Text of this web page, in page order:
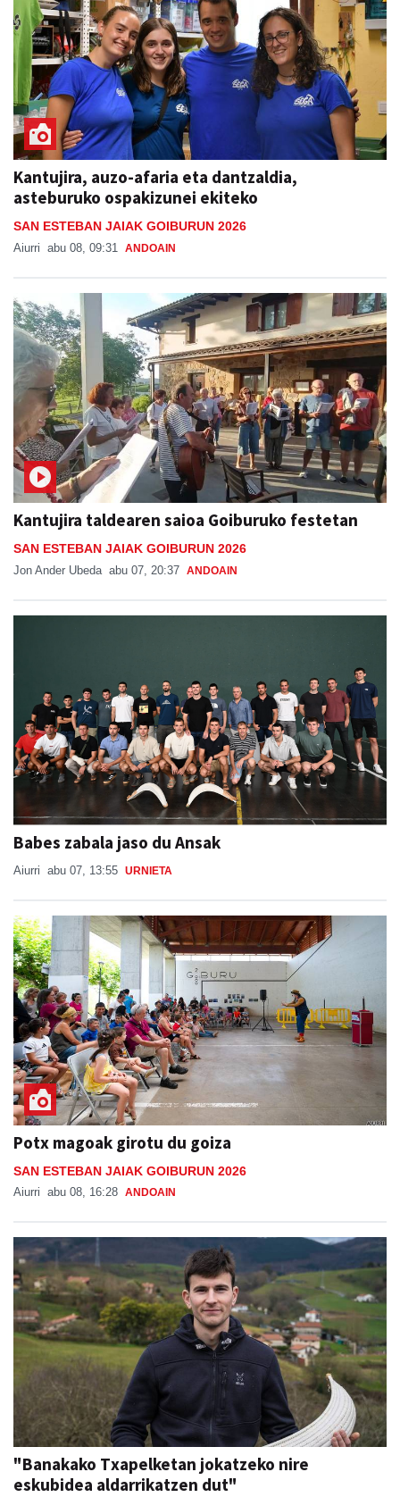
Kantujira, auzo-afaria eta dantzaldia,
asteburuko ospakizunei ekiteko
SAN ESTEBAN JAIAK GOIBURUN 2026
Aiurri abu 08, 09:31 ANDOAIN
Kantujira taldearen saioa Goiburuko festetan
SAN ESTEBAN JAIAK GOIBURUN 2026
Jon Ander Ubeda abu 07, 20:37 ANDOAIN
Babes zabala jaso du Ansak
Aiurri abu 07, 13:55 URNIETA
Potx magoak girotu du goiza
SAN ESTEBAN JAIAK GOIBURUN 2026
Aiurri abu 08, 16:28 ANDOAIN
"Banakako Txapelketan jokatzeko nire
eskubidea aldarrikatzen dut"